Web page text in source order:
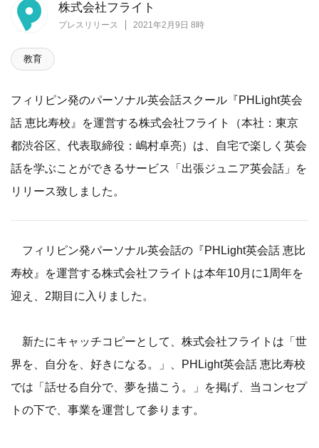
株式会社フライト
プレスリリース 2021年2月9日 8時
教育
フィリピン発のパーソナル英会話スクール『PHLight英会
話 恵比寿校』を運営する株式会社フライト（本社：東京
都渋谷区、代表取締役：嶋村卓亮）は、自宅で楽しく英会
話を学ぶことができるサービス「出張ジュニア英会話」を
リリース致しました。
フィリピン発パーソナル英会話の『PHLight英会話 恵比
寿校』を運営する株式会社フライトは本年10月に1周年を
迎え、2期目に入りました。
新たにキャッチコピーとして、株式会社フライトは「世
界を、自分を、好きになる。」、PHLight英会話 恵比寿校
では「話せる自分で、夢を描こう。」を掲げ、当コンセプ
トの下で、事業を運営して参ります。